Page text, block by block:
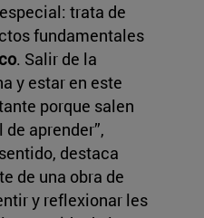
trata de
fundamentales
. Salir de la
y estar en este
porque salen
aprender”,
destaca
de una obra de
y reflexionar les